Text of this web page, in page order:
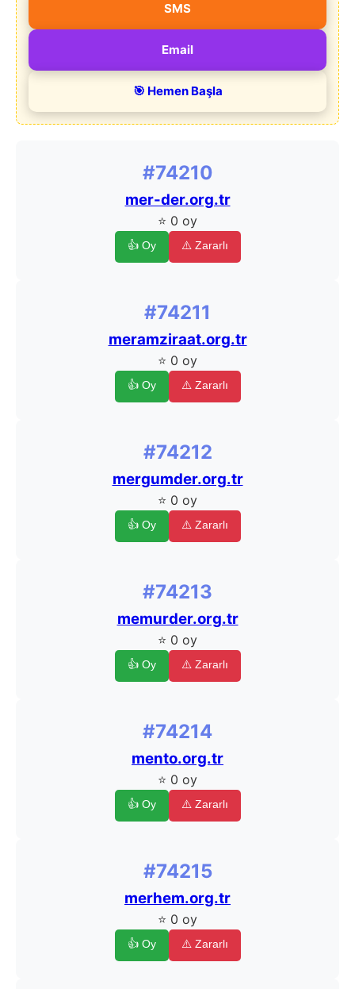
SMS
Email
🎯 Hemen Başla
#74210
mer-der.org.tr
⭐ 0 oy
👍 Oy ⚠️ Zararlı
#74211
meramziraat.org.tr
⭐ 0 oy
👍 Oy ⚠️ Zararlı
#74212
mergumder.org.tr
⭐ 0 oy
👍 Oy ⚠️ Zararlı
#74213
memurder.org.tr
⭐ 0 oy
👍 Oy ⚠️ Zararlı
#74214
mento.org.tr
⭐ 0 oy
👍 Oy ⚠️ Zararlı
#74215
merhem.org.tr
⭐ 0 oy
👍 Oy ⚠️ Zararlı